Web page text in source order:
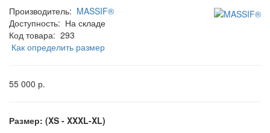
Производитель: MASSIF®
Доступность: На складе
Код товара: 293
Как определить размер
55 000 р.
Размер: (XS - XXXL-XL)